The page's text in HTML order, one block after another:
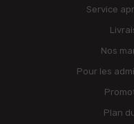
Service
Nos
Pour les
Plan